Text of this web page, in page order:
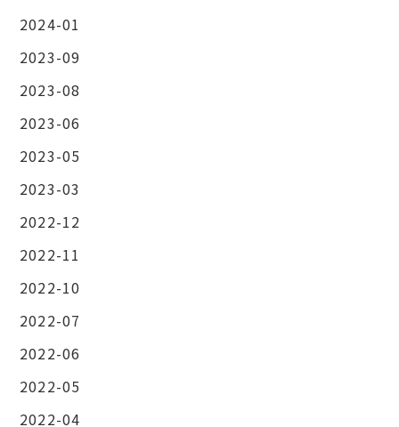
2024-01
2023-09
2023-08
2023-06
2023-05
2023-03
2022-12
2022-11
2022-10
2022-07
2022-06
2022-05
2022-04